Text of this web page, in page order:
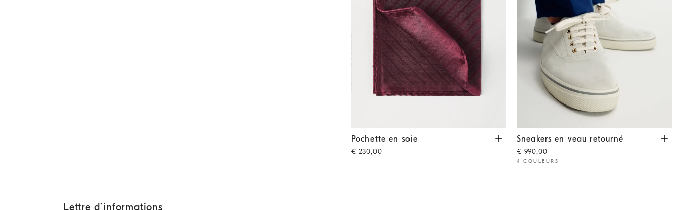
Pochette en soie Pourpre
Pochette en soie
€ 230,00
Sneakers en veau retourné Blanc
Sneakers en veau retourné
€ 990,00
4 COULEURS
Lettre d’informations